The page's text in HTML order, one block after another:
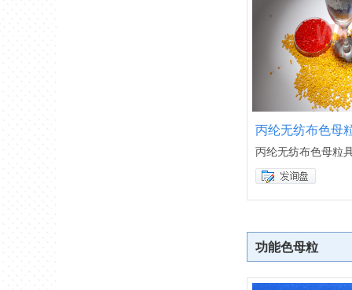
丙纶无纺布色母
丙纶无纺布色母粒
功能色母粒